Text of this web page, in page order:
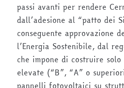
passi avanti per rendere
dall’adesione al “patto dei
conseguente approvazione
l’Energia Sostenibile, dal
che impone di costruire
elevate (“B”, “A” o
pannelli fotovoltaici su